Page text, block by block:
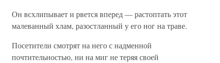
Он всхлипывает и рвется вперед — растоптать этот
малеванный хлам, разостланный у его ног на траве.
Посетители смотрят на него с надменной
почтительностью, ни на миг не теряя своей